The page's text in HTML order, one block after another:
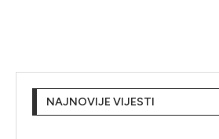
NAJNOVIJE VIJESTI